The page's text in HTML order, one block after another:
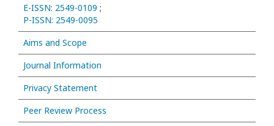
E-ISSN: 2549-0109 ;
P-ISSN: 2549-0095
Aims and Scope
Journal Information
Privacy Statement
Peer Review Process